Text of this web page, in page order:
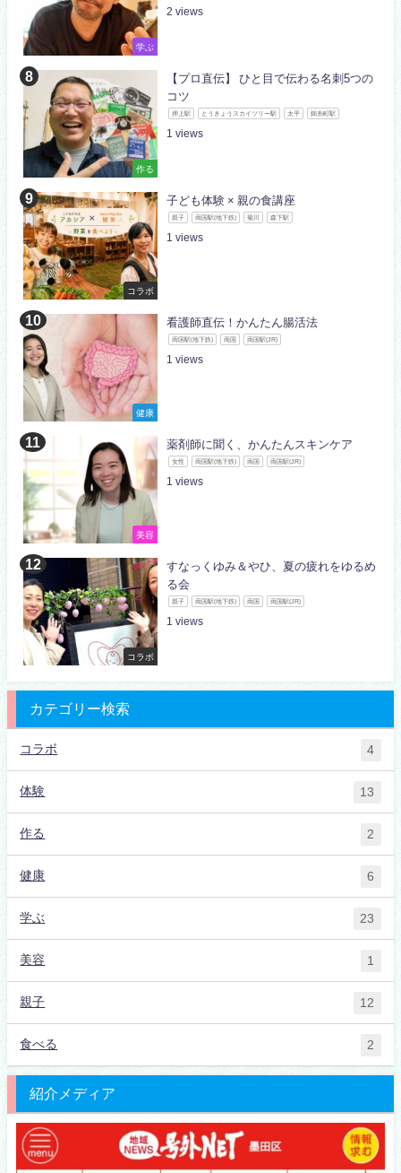
学ぶ
2
作る
【プロ直伝】 ひと目で伝わる名刺5つの
コツ
押上駅 とうきょうスカイツリー駅 太平 錦糸町駅
1
コラボ
子ども体験 × 親の食講座
親子 両国駅(地下鉄) 菊川 森下駅
1
健康
看護師直伝！かんたん腸活法
両国駅(地下鉄) 両国 両国駅(JR)
1
美容
薬剤師に聞く、かんたんスキンケア
女性 両国駅(地下鉄) 両国 両国駅(JR)
1
コラボ
すなっくゆみ＆やひ、夏の疲れをゆるめ
る会
親子 両国駅(地下鉄) 両国 両国駅(JR)
1
カテゴリー検索
コラボ 4
体験 13
作る 2
健康 6
学ぶ 23
美容 1
親子 12
食べる 2
紹介メディア